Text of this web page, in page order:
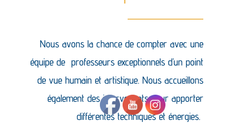
Nous avons la chance de compter avec une
équipe de professeurs exceptionnels d’un point
de vue humain et artistique. Nous accueillons
également des intervenants pour apporter
différentes techniques et énergies.